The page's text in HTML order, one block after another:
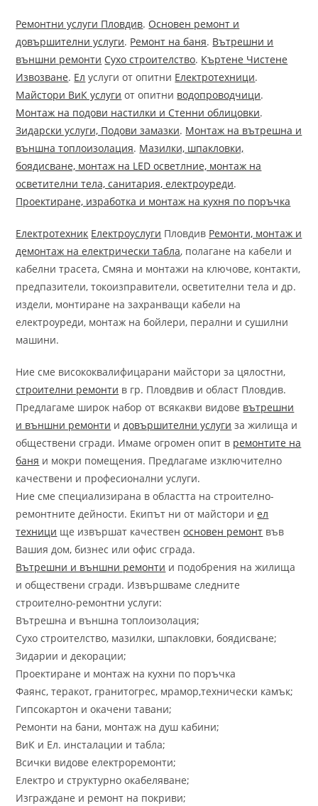
Ремонтни услуги Пловдив. Основен ремонт и
довършителни услуги. Ремонт на баня. Вътрешни и
външни ремонти Сухо строителство. Къртене Чистене
Извозване. Ел услуги от опитни Електротехници.
Майстори ВиК услуги от опитни водопроводчици.
Монтаж на подови настилки и Стенни облицовки.
Зидарски услуги, Подови замазки. Монтаж на вътрешна и
външна топлоизолация. Мазилки, шпакловки,
боядисване, монтаж на LED осветлние, монтаж на
осветителни тела, санитария, електроуреди.
Проектиране, изработка и монтаж на кухня по поръчка
Електротехник Електроуслуги Пловдив Ремонти, монтаж и
демонтаж на електрически табла, полагане на кабели и
кабелни трасета, Смяна и монтажи на ключове, контакти,
предпазители, токоизправители, осветителни тела и др.
издели, монтиране на захранващи кабели на
електроуреди, монтаж на бойлери, перални и сушилни
машини.
Ние сме висококвалифицарани майстори за цялостни,
строителни ремонти в гр. Пловдвив и област Пловдив.
Предлагаме широк набор от всякакви видове вътрешни
и външни ремонти идовършителни услуги за жилища и
обществени сгради. Имаме огромен опит в ремонтите на
баня и мокри помещения. Предлагаме изключително
качествени и професионални услуги.
Ние сме специализирана в областта на строително-
ремонтните дейности. Екипът ни от майстори иел
техници ще извършат качественосновен ремонт във
Вашия дом, бизнес или офис сграда.
Вътрешни и външни ремонти и подобрения на жилища
и обществени сгради. Извършваме следните
строително-ремонтни услуги:
Вътрешна и външна топлоизолация;
Сухо строителство, мазилки, шпакловки, боядисване;
Зидарии и декорации;
Проектиране и монтаж на кухни по поръчка
Фаянс, теракот, гранитогрес, мрамор,технически камък;
Гипсокартон и окачени тавани;
Ремонти на бани, монтаж на душ кабини;
ВиК и Ел. инсталации и табла;
Всички видове електроремонти;
Електро и структурно окабеляване;
Изграждане и ремонт на покриви;